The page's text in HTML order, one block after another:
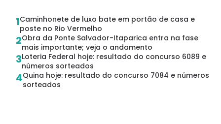
1Caminhonete de luxo bate em portão de casa e
poste no Rio Vermelho
2Obra da Ponte Salvador-Itaparica entra na fase
mais importante; veja o andamento
3Loteria Federal hoje: resultado do concurso 6089 e
números sorteados
4Quina hoje: resultado do concurso 7084 e números
sorteados